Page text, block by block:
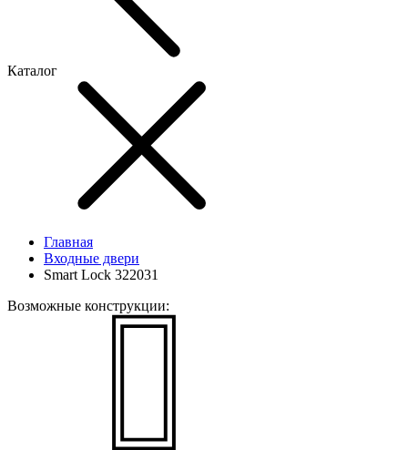
Каталог
Главная
Входные двери
Smart Lock 322031
Возможные конструкции: